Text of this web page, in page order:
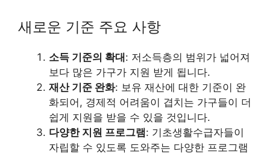
새로운 기준 주요 사항
소득 기준의 확대 : 저소득층의 범위가 넓어져
보다 많은 가구가 지원 받게 됩니다.
재산 기준 완화: 보유 재산에 대한 기준이 완
화되어, 경제적 어려움이 겹치는 가구들이 더
쉽게 지원을 받을 수 있을 것입니다.
다양한 지원 프로그램: 기초생활수급자들이
자립할 수 있도록 도와주는 다양한 프로그램